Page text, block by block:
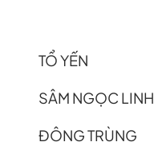
TỔ YẾN
SÂM NGỌC LINH
ĐÔNG TRÙNG